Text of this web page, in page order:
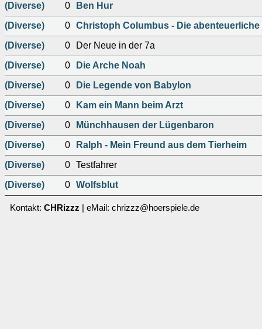
(Diverse)
0
Ben Hur
(Diverse)
0 Christoph Columbus - Die
(Diverse)
0
Der Neue in der 7a
(Diverse)
0
Die Arche Noah
(Diverse)
0
Die Legende von Babylon
(Diverse)
0
Kam ein Mann beim Arzt
(Diverse)
0
Münchhausen der Lügenbaron
(Diverse)
0
Ralph - Mein Freund aus dem Tierheim
(Diverse)
0 Testfahrer
(Diverse)
0 Wolfsblut
Kontakt: CHRizzz | eMail: chrizzz@hoerspiele.de